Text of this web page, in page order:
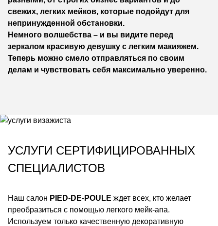
свежих, легких мейков, которые подойдут для
непринужденной обстановки.
Немного волшебства – и вы видите перед
зеркалом красивую девушку с легким макияжем.
Теперь можно смело отправляться по своим
делам и чувствовать себя максимально уверенно.
УСЛУГИ СЕРТИФИЦИРОВАННЫХ
СПЕЦИАЛИСТОВ
Наш салон PIED-DE-POULE ждет всех, кто желает
преобразиться с помощью легкого мейк-апа.
Используем только качественную декоративную